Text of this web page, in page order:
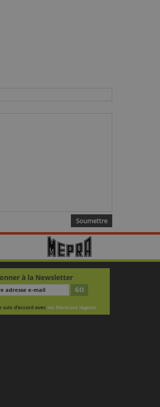
à la Newsletter
GO
suis d'accord avec les Mentions légales